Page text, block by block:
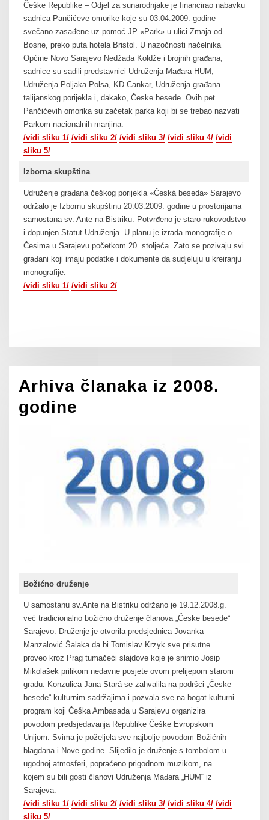
Češke Republike – Odjel za sunarodnjake je financirao nabavku
sadnica Pančićeve omorike koje su 03.04.2009. godine
svečano zasađene uz pomoć JP «Park» u ulici Zmaja od
Bosne, preko puta hotela Bristol. U nazočnosti načelnika
Općine Novo Sarajevo Nedžada Koldže i brojnih građana,
sadnice su sadili predstavnici Udruženja Mađara HUM,
Udruženja Poljaka Polsa, KD Cankar, Udruženja građana
talijanskog porijekla i, dakako, Česke besede. Ovih pet
Pančićevih omorika su začetak parka koji bi se trebao nazvati
Parkom nacionalnih manjina.
/vidi sliku 1/ /vidi sliku 2/ /vidi sliku 3/ /vidi sliku 4/ /vidi
sliku 5/
Izborna skupština
Udruženje građana češkog porijekla «Česká beseda» Sarajevo
održalo je Izbornu skupštinu 20.03.2009. godine u prostorijama
samostana sv. Ante na Bistriku. Potvrđeno je staro rukovodstvo
i dopunjen Statut Udruženja. U planu je izrada monografije o
Česima u Sarajevu početkom 20. stoljeća. Zato se pozivaju svi
građani koji imaju podatke i dokumente da sudjeluju u kreiranju
monografije.
/vidi sliku 1/ /vidi sliku 2/
Arhiva članaka iz 2008.
godine
Božićno druženje
U samostanu sv.Ante na Bistriku održano je 19.12.2008.g.
već tradicionalno božićno druženje članova „Česke besede“
Sarajevo. Druženje je otvorila predsjednica Jovanka
Manzalović Šalaka da bi Tomislav Krzyk sve prisutne
proveo kroz Prag tumačeći slajdove koje je snimio Josip
Mikolašek prilikom nedavne posjete ovom prelijepom starom
gradu. Konzulica Jana Stará se zahvalila na podršci „Česke
besede“ kulturnim sadržajima i pozvala sve na bogat kulturni
program koji Češka Ambasada u Sarajevu organizira
povodom predsjedavanja Republike Češke Evropskom
Unijom. Svima je poželjela sve najbolje povodom Božićnih
blagdana i Nove godine. Slijedilo je druženje s tombolom u
ugodnoj atmosferi, popraćeno prigodnom muzikom, na
kojem su bili gosti članovi Udruženja Mađara „HUM“ iz
Sarajeva.
/vidi sliku 1/ /vidi sliku 2/ /vidi sliku 3/ /vidi sliku 4/ /vidi
sliku 5/